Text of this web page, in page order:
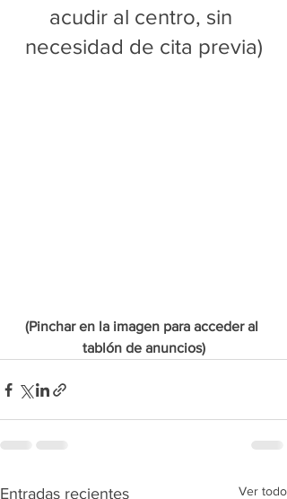
acudir al centro, sin
necesidad de cita previa)
(Pinchar en la imagen para acceder al
tablón de anuncios)
Entradas recientes Ver todo